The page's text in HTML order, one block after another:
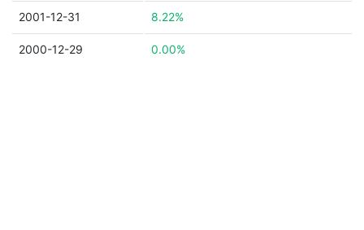
2001-12-31 8.22%
2000-12-29 0.00%